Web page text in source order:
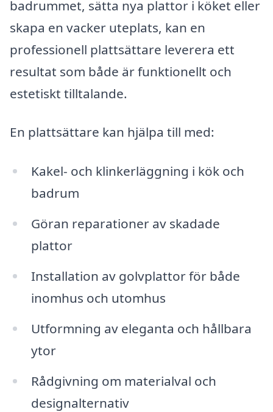
badrummet, sätta nya plattor i köket eller
skapa en vacker uteplats, kan en
professionell plattsättare leverera ett
resultat som både är funktionellt och
estetiskt tilltalande.
En plattsättare kan hjälpa till med:
Kakel- och klinkerläggning i kök och
badrum
Göran reparationer av skadade
plattor
Installation av golvplattor för både
inomhus och utomhus
Utformning av eleganta och hållbara
ytor
Rådgivning om materialval och
designalternativ